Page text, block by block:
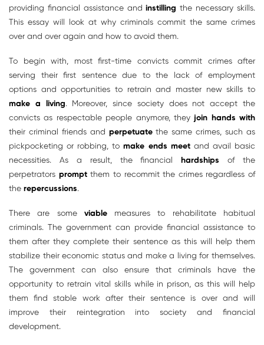
providing financial assistance andinstilling the necessary skills.
This essay will look at why criminals commit the same crimes
over and over again and how to avoid them.
To begin with, most first-time convicts commit crimes after
serving their first sentence due to the lack of employment
options and opportunities to retrain and master new skills to
make a living. Moreover, since society does not accept the
convicts as respectable people anymore, they join hands with
their criminal friends and perpetuatethe same crimes, such as
pickpocketing or robbing, tomake ends meet and avail basic
necessities. As a result, the financialhardships of the
perpetrators promptthem to recommit the crimes regardless of
the repercussions.
There are some viable measures to rehabilitate habitual
criminals. The government can provide financial assistance to
them after they complete their sentence as this will help them
stabilize their economic status and make a living for themselves.
The government can also ensure that criminals have the
opportunity to retrain vital skills while in prison, as this will help
them find stable work after their sentence is over and will
improve their reintegration into society and financial
development.